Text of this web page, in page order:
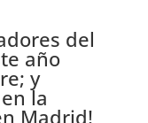
del
año
; y
la
Madrid!